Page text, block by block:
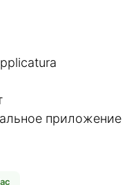
приложение